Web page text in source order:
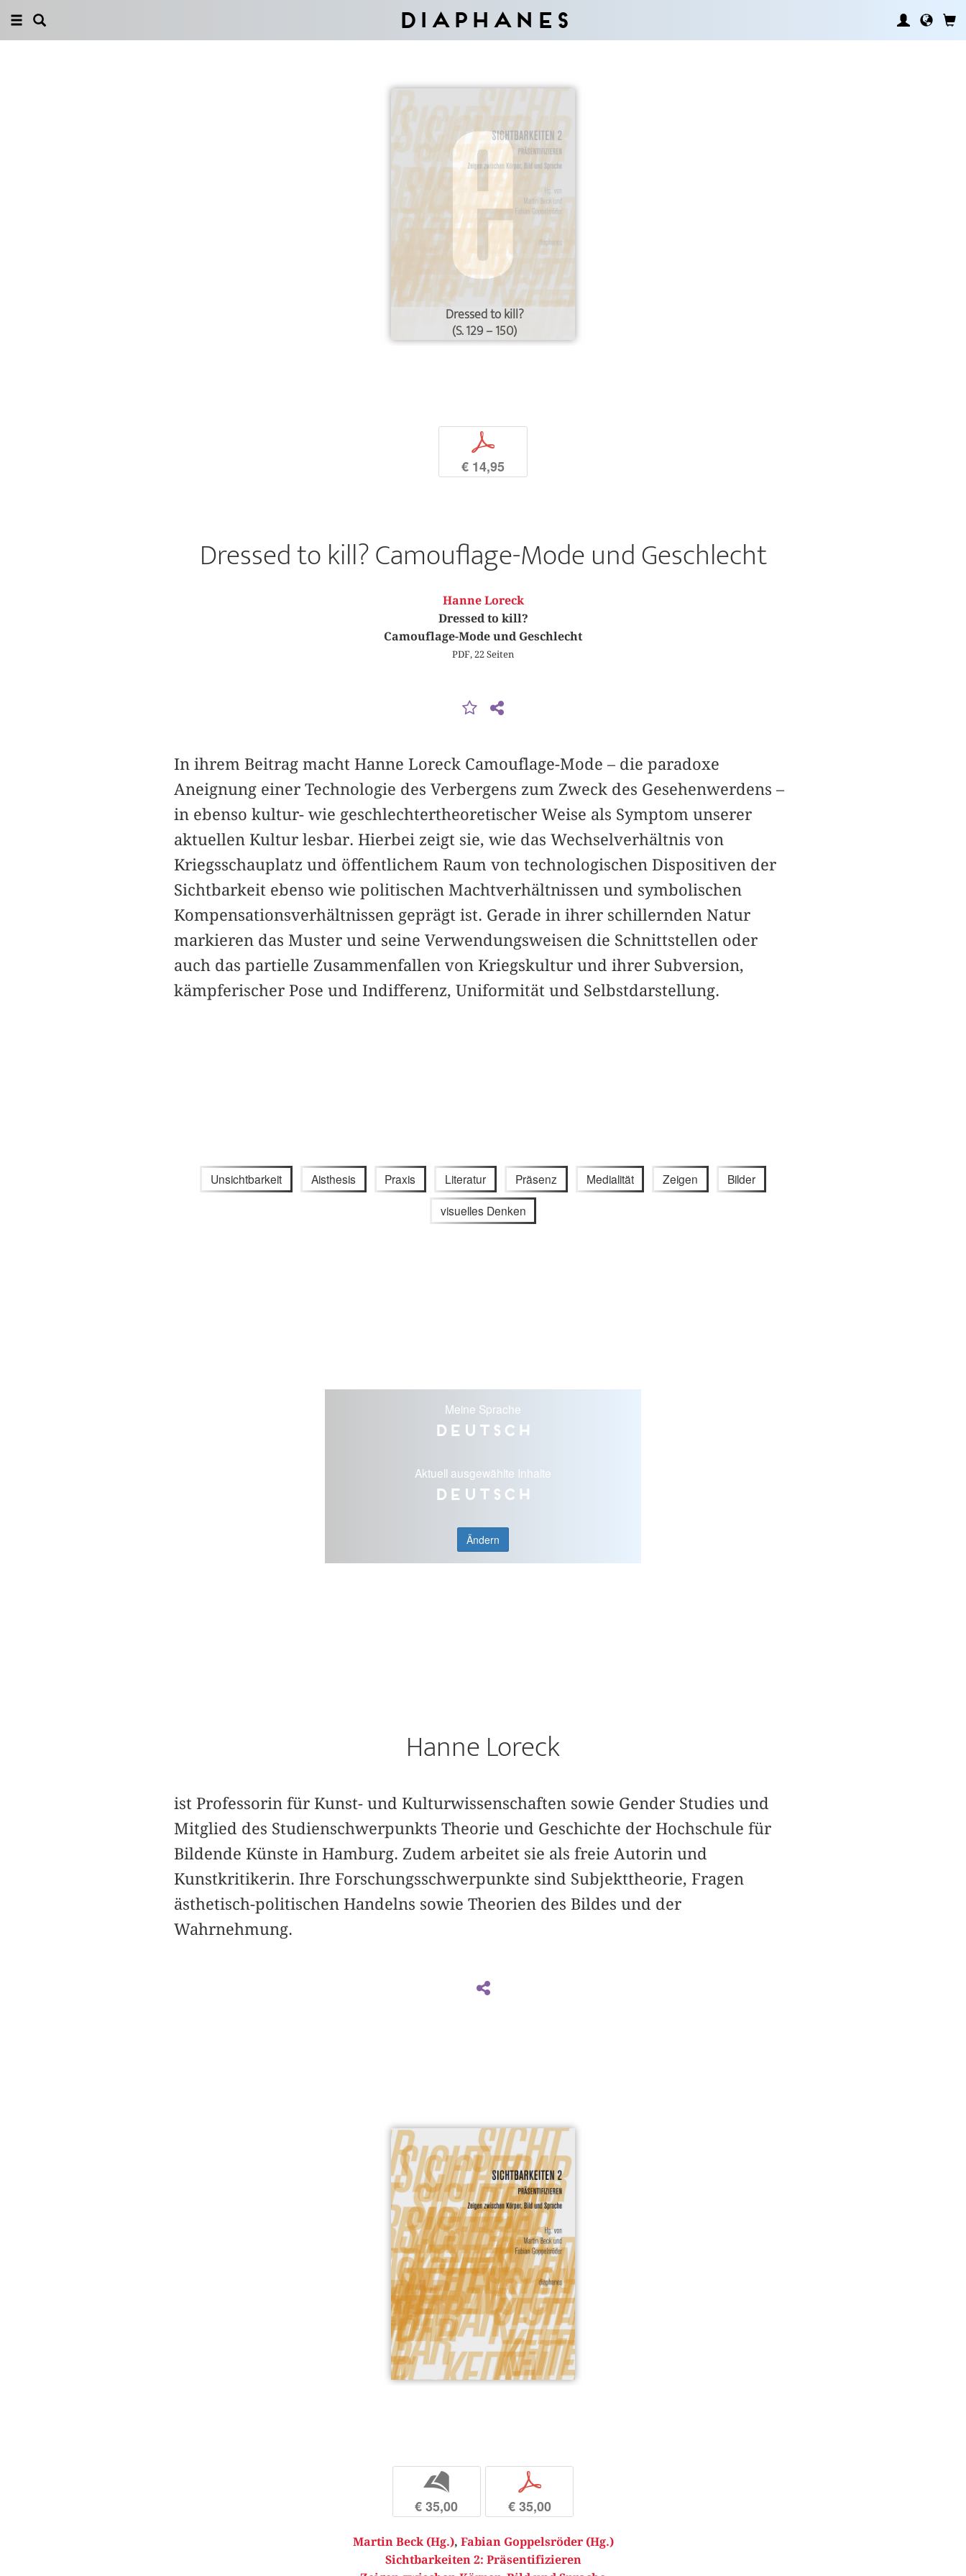
Diaphanes
Dressed to kill?
(S. 129 – 150)
p
€ 14,95
Dressed to kill? Camouflage-Mode und Geschlecht
Hanne Loreck
Dressed to kill?
Camouflage-Mode und Geschlecht
PDF, 22 Seiten
In ihrem Beitrag macht Hanne Loreck Camouflage-Mode – die paradoxe
Aneignung einer Technologie des Verbergens zum Zweck des Gesehenwerdens –
in ebenso kultur- wie geschlechtertheoretischer Weise als Symptom unserer
aktuellen Kultur lesbar. Hierbei zeigt sie, wie das Wechselverhältnis von
Kriegsschauplatz und öffentlichem Raum von technologischen Dispositiven der
Sichtbarkeit ebenso wie politischen Machtverhältnissen und symbolischen
Kompensationsverhältnissen geprägt ist. Gerade in ihrer schillernden Natur
markieren das Muster und seine Verwendungsweisen die Schnittstellen oder
auch das partielle Zusammenfallen von Kriegskultur und ihrer Subversion,
kämpferischer Pose und Indifferenz, Uniformität und Selbstdarstellung.
Unsichtbarkeit Aisthesis Praxis Literatur Präsenz Medialität Zeigen Bilder
visuelles Denken
Meine Sprache
Deutsch
Aktuell ausgewählte Inhalte
Deutsch
Ändern
Hanne Loreck
ist Professorin für Kunst- und Kulturwissenschaften sowie Gender Studies und
Mitglied des Studienschwerpunkts Theorie und Geschichte der Hochschule für
Bildende Künste in Hamburg. Zudem arbeitet sie als freie Autorin und
Kunstkritikerin. Ihre Forschungsschwerpunkte sind Subjekttheorie, Fragen
ästhetisch-politischen Handelns sowie Theorien des Bildes und der
Wahrnehmung.
b
€ 35,00
p
€ 35,00
Martin Beck (Hg.), Fabian Goppelsröder (Hg.)
Sichtbarkeiten 2: Präsentifizieren